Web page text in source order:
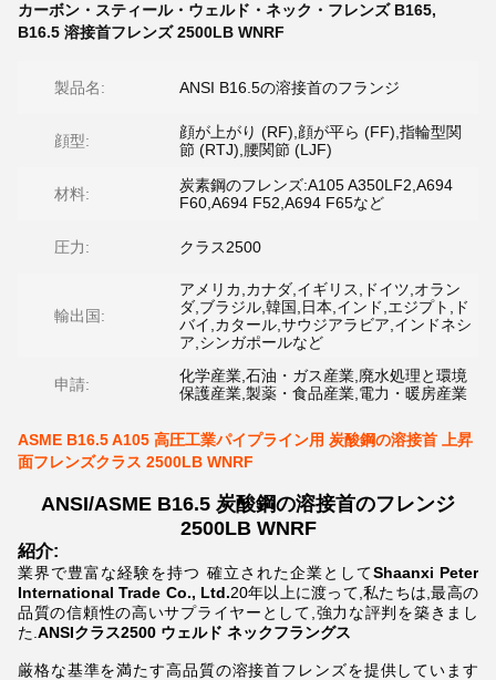
カーボン・スティール・ウェルド・ネック・フレンズ B165,
B16.5 溶接首フレンズ 2500LB WNRF
製品名: ANSI B16.5の溶接首のフランジ
顔型:
顔が上がり (RF),顔が平ら (FF),指輪型関
節 (RTJ),腰関節 (LJF)
材料:
炭素鋼のフレンズ:A105 A350LF2,A694
F60,A694 F52,A694 F65など
圧力: クラス2500
輸出国:
アメリカ,カナダ,イギリス,ドイツ,オラン
ダ,ブラジル,韓国,日本,インド,エジプト,ド
バイ,カタール,サウジアラビア,インドネシ
ア,シンガポールなど
申請:
化学産業,石油・ガス産業,廃水処理と環境
保護産業,製薬・食品産業,電力・暖房産業
ASME B16.5 A105 高圧工業パイプライン用 炭酸鋼の溶接首 上昇
面フレンズクラス 2500LB WNRF
ANSI/ASME B16.5 炭酸鋼の溶接首のフレンジ
2500LB WNRF
紹介:
業界で豊富な経験を持つ 確立された企業としてShaanxi Peter
International Trade Co., Ltd.20年以上に渡って,私たちは,最高の
品質の信頼性の高いサプライヤーとして,強力な評判を築きまし
た. ANSIクラス2500 ウェルド ネックフラングス
厳格な基準を満たす高品質の溶接首フレンズを提供しています